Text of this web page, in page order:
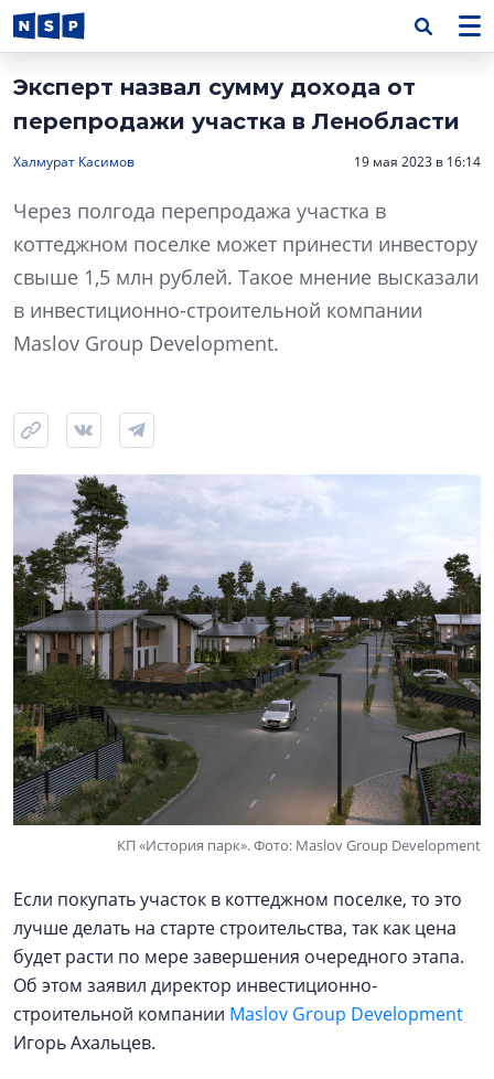
Эксперт назвал сумму дохода от
перепродажи участка в Ленобласти
Халмурат Касимов 19 мая 2023 в 16:14
Через полгода перепродажа участка в
коттеджном поселке может принести инвестору
свыше 1,5 млн рублей. Такое мнение высказали
в инвестиционно-строительной компании
Maslov Group Development.
КП «История парк». Фото: Maslov Group Development
Если покупать участок в коттеджном поселке, то это
лучше делать на старте строительства, так как цена
будет расти по мере завершения очередного этапа.
Об этом заявил директор инвестиционно-
строительной компании Maslov Group Development
Игорь Ахальцев.